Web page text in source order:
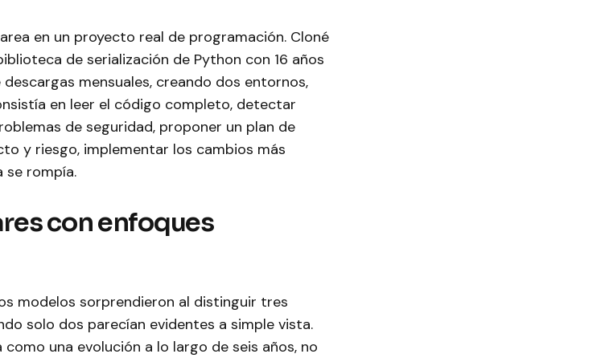
en un proyecto real de programación. Cloné
de serialización de Python con 16 años
mensuales, creando dos entornos,
en leer el código completo, detectar
de seguridad, proponer un plan de
y riesgo, implementar los cambios más
se rompía.
con enfoques
modelos sorprendieron al distinguir tres
solo dos parecían evidentes a simple vista.
una evolución a lo largo de seis años, no